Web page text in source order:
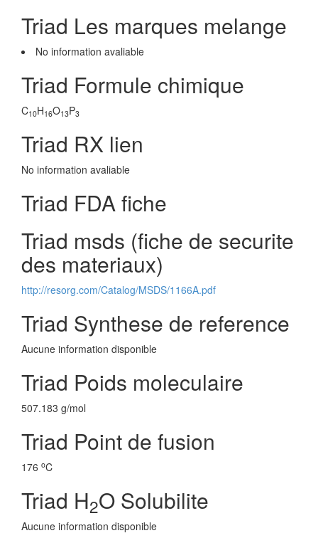
Triad Les marques melange
No information avaliable
Triad Formule chimique
C10H16O13P3
Triad RX lien
No information avaliable
Triad FDA fiche
Triad msds (fiche de securite
des materiaux)
http://resorg.com/Catalog/MSDS/1166A.pdf
Triad Synthese de reference
Aucune information disponible
Triad Poids moleculaire
507.183 g/mol
Triad Point de fusion
176 oC
Triad H2O Solubilite
Aucune information disponible